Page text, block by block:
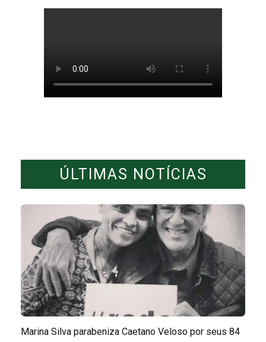
ÚLTIMAS NOTÍCIAS
Marina Silva parabeniza Caetano Veloso por seus 84